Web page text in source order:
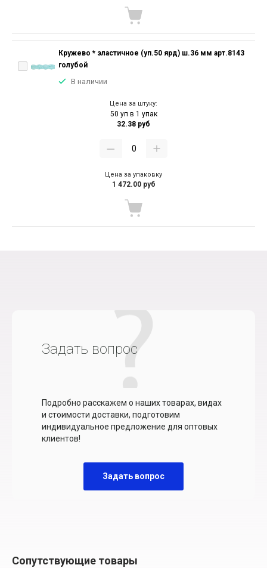
Кружево * эластичное (уп.50 ярд) ш.36 мм арт.8143
голубой
В наличии
Цена за штуку:
50 уп в 1 упак
32.38 руб
Цена за упаковку
1 472.00 руб
Задать вопрос
Подробно расскажем о наших товарах, видах
и стоимости доставки, подготовим
индивидуальное предложение для оптовых
клиентов!
Задать вопрос
Сопутствующие товары